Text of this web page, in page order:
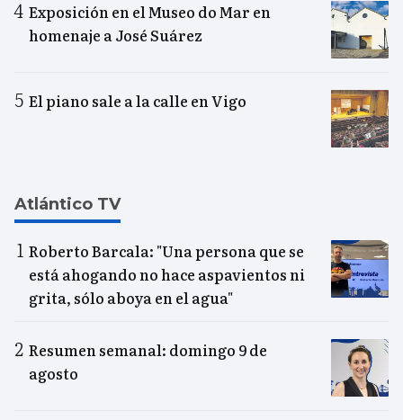
Exposición en el Museo do Mar en
homenaje a José Suárez
El piano sale a la calle en Vigo
Atlántico TV
Roberto Barcala: "Una persona que se
está ahogando no hace aspavientos ni
grita, sólo aboya en el agua"
Resumen semanal: domingo 9 de
agosto